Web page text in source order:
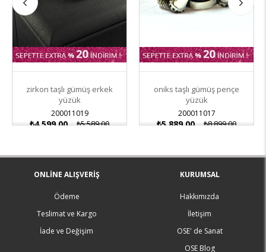
zirkon taşlı gümüş erkek
yüzük
200011019
₺4.599,00 ₺5.589,00
oniks taşlı gümüş pençe
yüzük
200011017
₺5.889,00 ₺8.899,00
ONLINE ALIŞVERIŞ
Ödeme
Teslimat ve Kargo
İade ve Değişim
KURUMSAL
Hakkımızda
İletişim
OSE' de Sanat
OSE Blog